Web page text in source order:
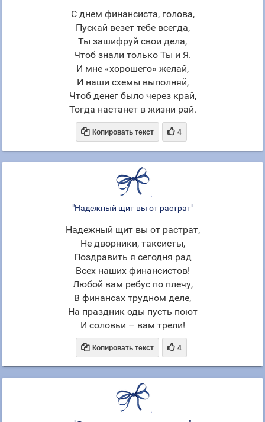
С днем финансиста, голова,
Пускай везет тебе всегда,
Ты зашифруй свои дела,
Чтоб знали только Ты и Я.
И мне «хорошего» желай,
И наши схемы выполняй,
Чтоб денег было через край,
Тогда настанет в жизни рай.
 Копировать текст  4
"Надежный щит вы от растрат"
Надежный щит вы от растрат,
Не дворники, таксисты,
Поздравить я сегодня рад
Всех наших финансистов!
Любой вам ребус по плечу,
В финансах трудном деле,
На праздник оды пусть поют
И соловьи – вам трели!
 Копировать текст  4